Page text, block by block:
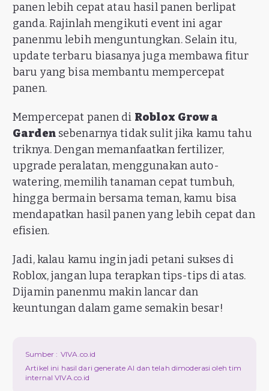
panen lebih cepat atau hasil panen berlipat
ganda. Rajinlah mengikuti event ini agar
panenmu lebih menguntungkan. Selain itu,
update terbaru biasanya juga membawa fitur
baru yang bisa membantu mempercepat
panen.
Mempercepat panen di Roblox Grow a
Gardensebenarnya tidak sulit jika kamu tahu
triknya. Dengan memanfaatkan fertilizer,
upgrade peralatan, menggunakan auto-
watering, memilih tanaman cepat tumbuh,
hingga bermain bersama teman, kamu bisa
mendapatkan hasil panen yang lebih cepat dan
efisien.
Jadi, kalau kamu ingin jadi petani sukses di
Roblox, jangan lupa terapkan tips-tips di atas.
Dijamin panenmu makin lancar dan
keuntungan dalam game semakin besar!
Sumber : VIVA.co.id
Artikel ini hasil dari generate AI dan telah dimoderasi oleh tim
internal VIVA.co.id